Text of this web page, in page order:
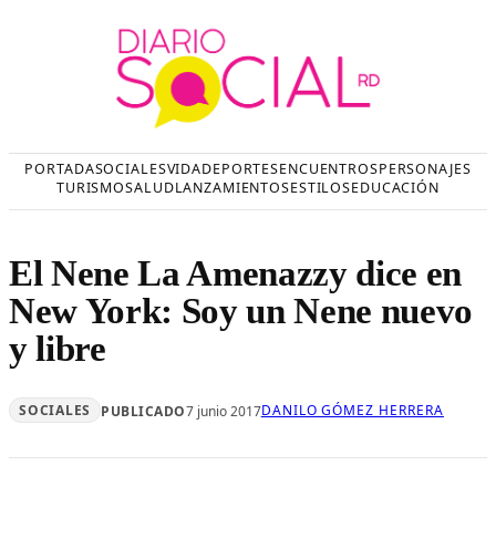
PORTADASOCIALESVIDADEPORTESENCUENTROSPERSONAJES
TURISMOSALUDLANZAMIENTOSESTILOSEDUCACIÓN
El Nene La Amenazzy dice en
New York: Soy un Nene nuevo
y libre
SOCIALES PUBLICADO7 junio 2017DANILO GÓMEZ HERRERA